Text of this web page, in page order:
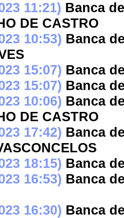
11:21) Banca
DE CASTRO
10:53) Banca
15:07) Banca
15:07) Banca
10:06) Banca
DE CASTRO
17:42) Banca
18:15) Banca
16:53) Banca
16:30) Banca